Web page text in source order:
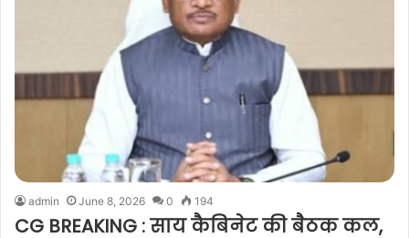
admin June 8, 2026 0 194
CG BREAKING : साय कैबिनेट की बैठक कल,